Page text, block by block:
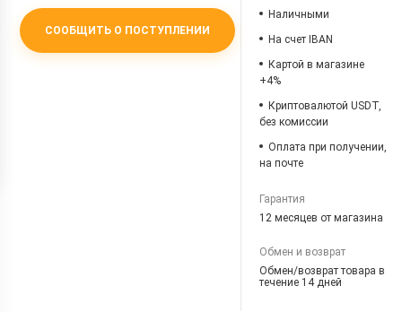
СООБЩИТЬ О ПОСТУПЛЕНИИ
Наличными
На счет IBAN
Картой в магазине
+4%
Криптовалютой USDT,
без комиссии
Оплата при получении,
на почте
Гарантия
12 месяцев от магазина
Обмен и возврат
Обмен/возврат товара в
течение 14 дней